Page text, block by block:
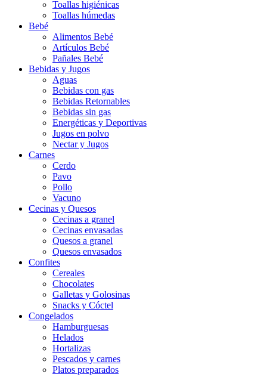
Toallas higiénicas
Toallas húmedas
Bebé
Alimentos Bebé
Artículos Bebé
Pañales Bebé
Bebidas y Jugos
Aguas
Bebidas con gas
Bebidas Retornables
Bebidas sin gas
Energéticas y Deportivas
Jugos en polvo
Nectar y Jugos
Carnes
Cerdo
Pavo
Pollo
Vacuno
Cecinas y Quesos
Cecinas a granel
Cecinas envasadas
Quesos a granel
Quesos envasados
Confites
Cereales
Chocolates
Galletas y Golosinas
Snacks y Cóctel
Congelados
Hamburguesas
Helados
Hortalizas
Pescados y carnes
Platos preparados